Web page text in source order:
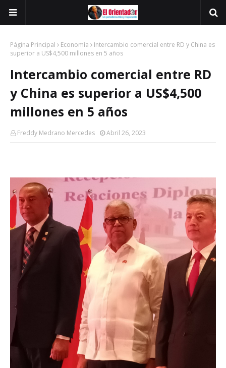
Página Principal Economía
Intercambio comercial entre RD y China es
superior a US$4,500 millones en 5 años
Intercambio comercial entre RD
y China es superior a US$4,500
millones en 5 años
Freddy Medrano Mercedes Abril 26, 2023